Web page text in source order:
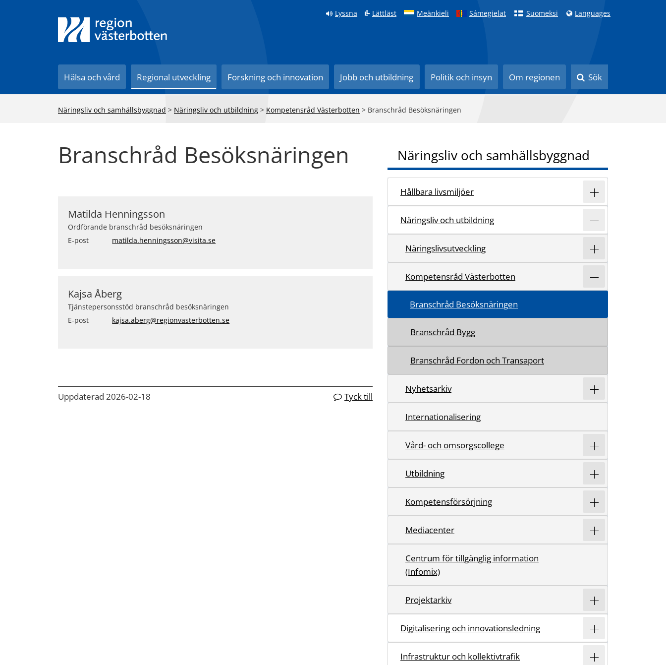
Lyssna Lättläst Meänkieli Sámegielat Suomeksi Languages
Hälsa och vård Regional utveckling Forskning och innovation Jobb och utbildning Politik och insyn Om regionen Sök
Näringsliv och samhällsbyggnad > Näringsliv och utbildning > Kompetensråd Västerbotten > Branschråd Besöksnäringen
Branschråd Besöksnäringen
Matilda Henningsson
Ordförande branschråd besöksnäringen
E-post
matilda.henningsson@visita.se
Kajsa Åberg
Tjänstepersonsstöd branschråd besöksnäringen
E-post
kajsa.aberg@regionvasterbotten.se
Uppdaterad 2026-02-18 Tyck till
Näringsliv och samhällsbyggnad
Hållbara livsmiljöer
Näringsliv och utbildning
Näringslivsutveckling
Kompetensråd Västerbotten
Branschråd Besöksnäringen
Branschråd Bygg
Branschråd Fordon och Transaport
Nyhetsarkiv
Internationalisering
Vård- och omsorgscollege
Utbildning
Kompetensförsörjning
Mediacenter
Centrum för tillgänglig information
(Infomix)
Projektarkiv
Digitalisering och innovationsledning
Infrastruktur och kollektivtrafik